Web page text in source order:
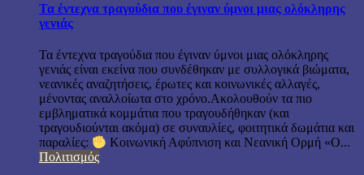
Τα έντεχνα τραγούδια που έγιναν ύμνοι μιας ολόκληρης
γενιάς
Τα έντεχνα τραγούδια που έγιναν ύμνοι μιας ολόκληρης
γενιάς είναι εκείνα που συνδέθηκαν με συλλογικά βιώματα,
νεανικές αναζητήσεις, έρωτες και κοινωνικές αλλαγές,
μένοντας αναλλοίωτα στο χρόνο.Ακολουθούν τα πιο
εμβληματικά κομμάτια που τραγουδήθηκαν (και
τραγουδιούνται ακόμα) σε συναυλίες, φοιτητικά δωμάτια και
παραλίες:
Κοινωνική Αφύπνιση και Νεανική Ορμή «Ο...
Πολιτισμός